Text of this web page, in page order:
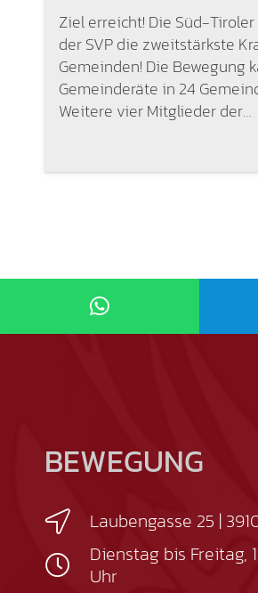
Ziel erreicht! Die Süd-
der SVP die zweitstärkste
Gemeinden! Die Bewegung
Gemeinderäte in 24
Weitere vier Mitglieder der…
BEWEGUNG
Laubengasse 25 |
Dienstag bis Freitag,
Uhr